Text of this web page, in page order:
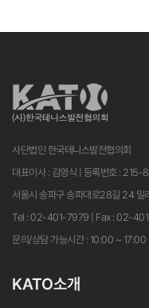
사단법인 한국테니스발전협의회
대표이사 : 김영식 | 등록번호 :
서울시 송파구 송파대로28길 24
Tel : 02-401-7979 | Fax : 02-
문의/상담 가능시간 : 10:00 ~ 17:00
KATO소개